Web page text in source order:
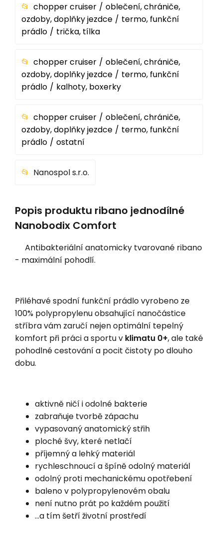
chopper cruiser
oblečení, chrániče,
ozdoby, doplňky jezdce
termo, funkční
prádlo
trička, tílka
chopper cruiser
oblečení, chrániče,
ozdoby, doplňky jezdce
termo, funkční
prádlo
kalhoty, boxerky
chopper cruiser
oblečení, chrániče,
ozdoby, doplňky jezdce
termo, funkční
prádlo
ostatní
Nanospol s.r.o.
Popis produktu ribano jednodílné
Nanobodix Comfort
Antibakteriální anatomicky tvarované ribano
- maximální pohodlí.
Přiléhavé spodní funkční prádlo vyrobeno ze
100% polypropylenu obsahující nanočástice
stříbra vám zaručí nejen optimální tepelný
komfort při práci a sportu v klimatu 0+, ale také
pohodlné cestování a pocit čistoty po dlouho
dobu.
aktivně ničí i odolné bakterie
zabraňuje tvorbě zápachu
vypasovaný anatomický střih
ploché švy, které netlačí
příjemný a lehký materiál
rychleschnoucí a špíně odolný materiál
odolný proti mechanickému opotřebení
baleno v polypropylenovém obalu
není nutno prát po každém použití
...a tím šetří životní prostředí